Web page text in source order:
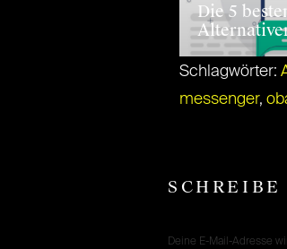
Die 5
Schlagwörter:
messenger,
Deine E-Mail-Adresse